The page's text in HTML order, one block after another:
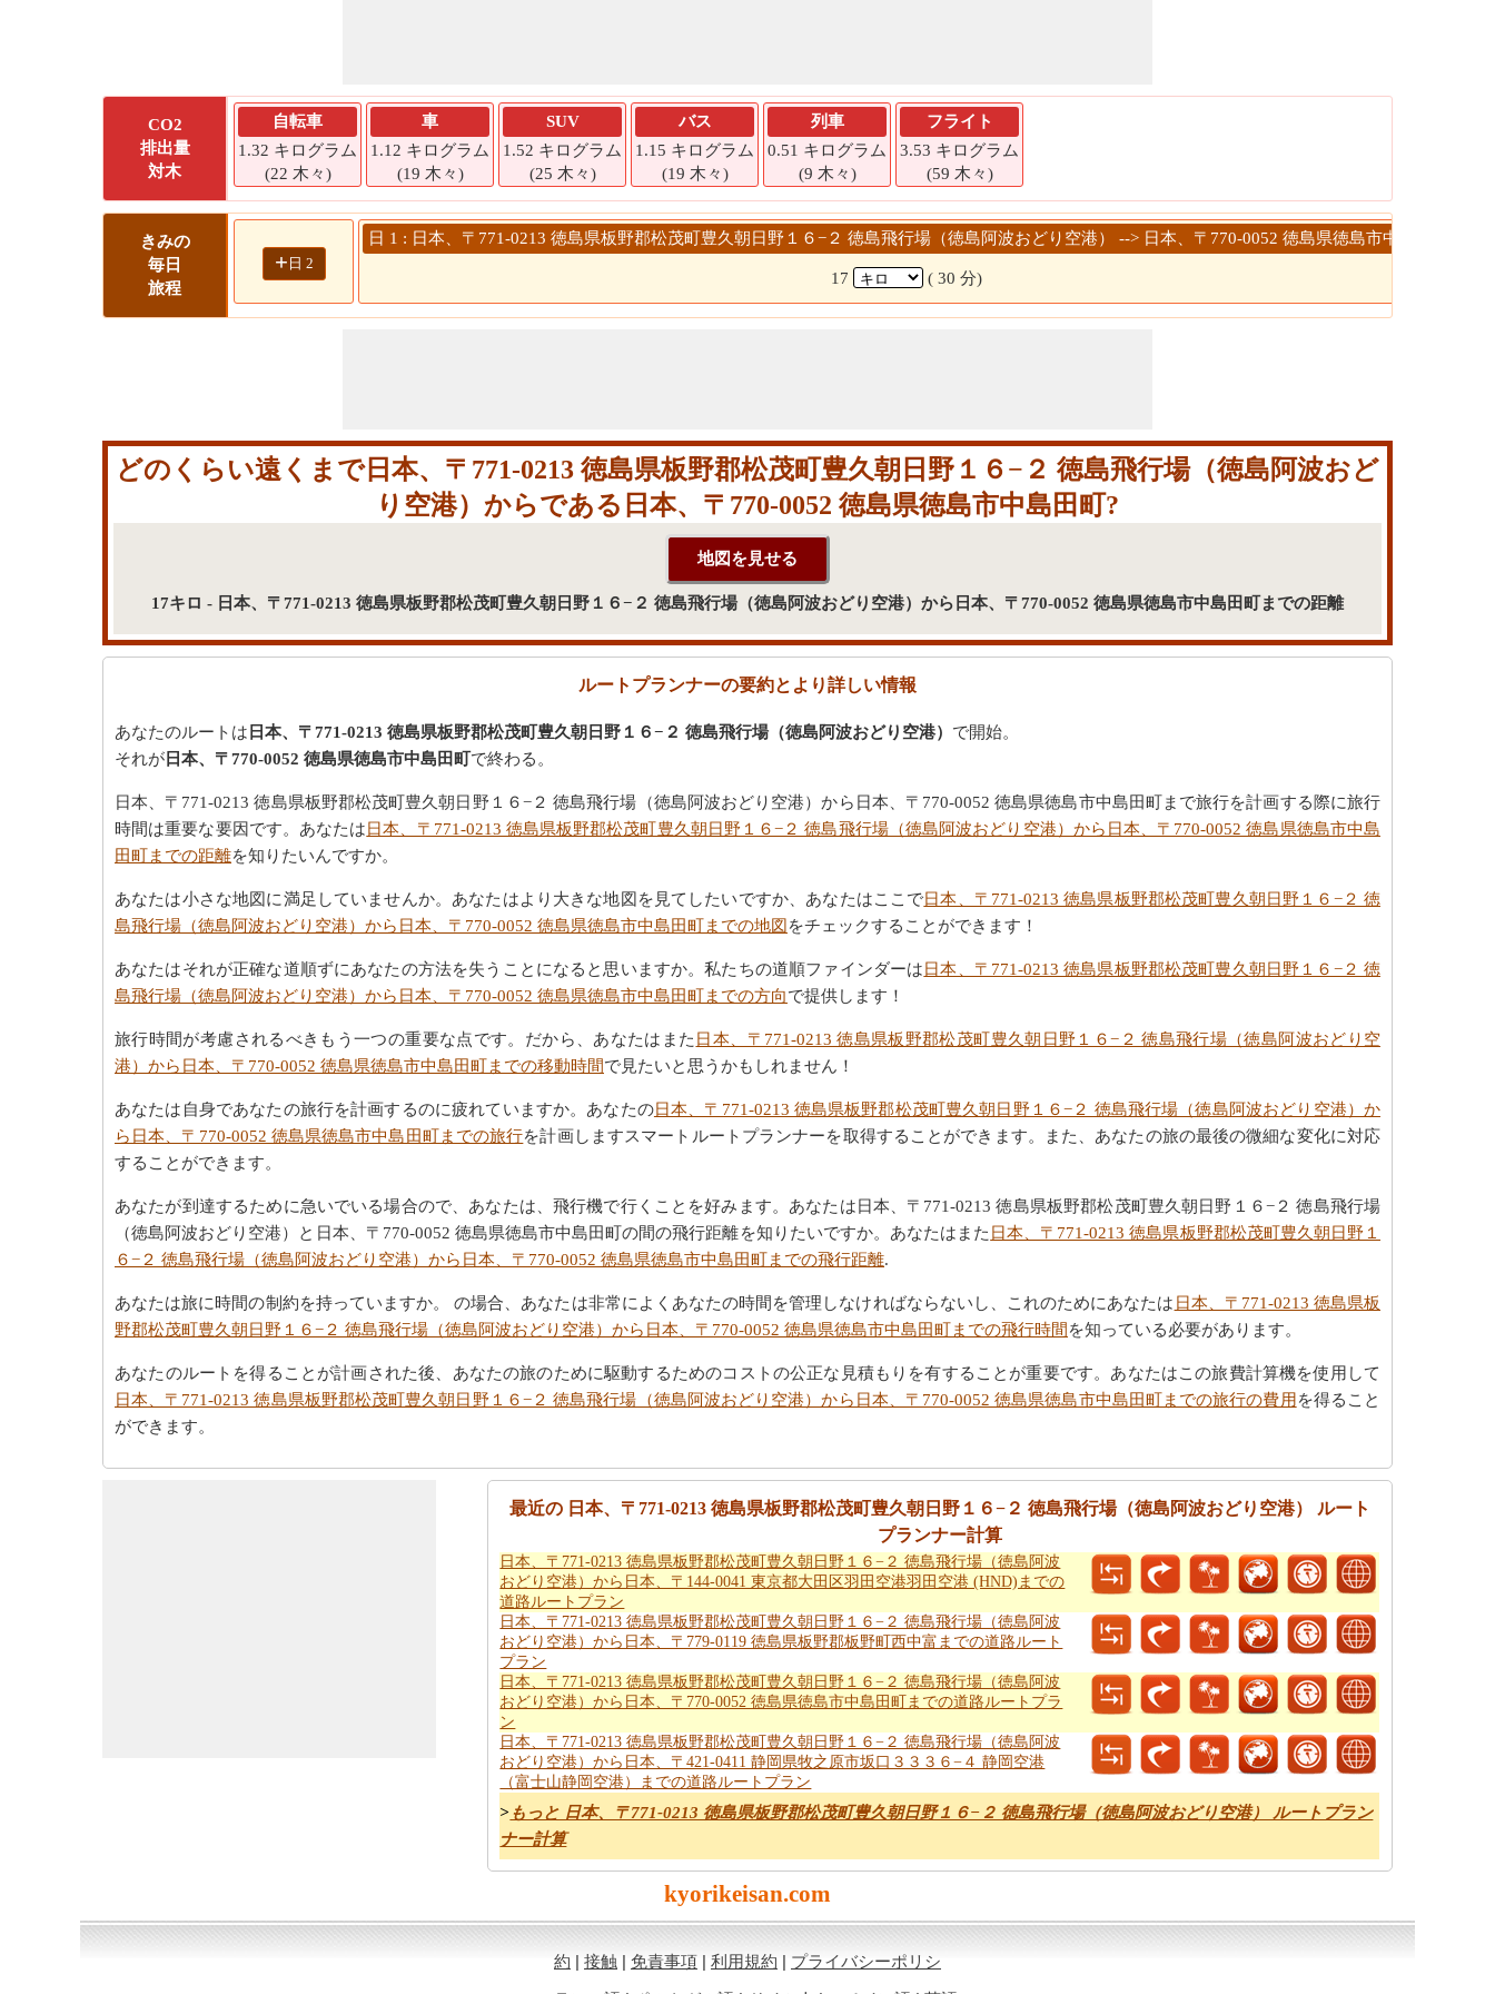
CO2
排出量
対木
自転車
1.32 キログラム
(22 木々)
車
1.12 キログラム
(19 木々)
SUV
1.52 キログラム
(25 木々)
バス
1.15 キログラム
(19 木々)
列車
0.51 キログラム
(9 木々)
フライト
3.53 キログラム
(59 木々)
きみの
毎日
旅程
+ 日 2
日 1 : 日本、〒771-0213 徳島県板野郡松茂町豊久朝日野１６−２ 徳島飛行場（徳島阿波おどり空港） --> 日本、〒770-0052 徳島県徳島市中島田町
17 ( 30 分)
どのくらい遠くまで日本、〒771-0213 徳島県板野郡松茂町豊久朝日野１６−２ 徳島飛行場（徳島阿波おど
り空港）からである日本、〒770-0052 徳島県徳島市中島田町?
17キロ - 日本、〒771-0213 徳島県板野郡松茂町豊久朝日野１６−２ 徳島飛行場（徳島阿波おどり空港）から日本、〒770-0052 徳島県徳島市中島田町までの距離
ルートプランナーの要約とより詳しい情報
あなたのルートは 日本、〒771-0213 徳島県板野郡松茂町豊久朝日野１６−２ 徳島飛行場（徳島阿波おどり空港） で開始。
それが 日本、〒770-0052 徳島県徳島市中島田町で終わる。
日本、〒771-0213 徳島県板野郡松茂町豊久朝日野１６−２ 徳島飛行場（徳島阿波おどり空港）から日本、〒770-0052 徳島県徳島市中島田町まで旅行を計画する際に旅行
時間は重要な要因です。あなたは日本、〒771-0213 徳島県板野郡松茂町豊久朝日野１６−２ 徳島飛行場（徳島阿波おどり空港）から日本、〒770-0052 徳島県徳島市中島
田町までの距離を知りたいんですか。
あなたは小さな地図に満足していませんか。あなたはより大きな地図を見てしたいですか、あなたはここで日本、〒771-0213 徳島県板野郡松茂町豊久朝日野１６−２ 徳
島飛行場（徳島阿波おどり空港）から日本、〒770-0052 徳島県徳島市中島田町までの地図をチェックすることができます！
あなたはそれが正確な道順ずにあなたの方法を失うことになると思いますか。私たちの道順ファインダーは日本、〒771-0213 徳島県板野郡松茂町豊久朝日野１６−２ 徳
島飛行場（徳島阿波おどり空港）から日本、〒770-0052 徳島県徳島市中島田町までの方向で提供します！
旅行時間が考慮されるべきもう一つの重要な点です。だから、あなたはまた 日本、〒771-0213 徳島県板野郡松茂町豊久朝日野１６−２ 徳島飛行場（徳島阿波おどり空
港）から日本、〒770-0052 徳島県徳島市中島田町までの移動時間で見たいと思うかもしれません！
あなたは自身であなたの旅行を計画するのに疲れていますか。あなたの日本、〒771-0213 徳島県板野郡松茂町豊久朝日野１６−２ 徳島飛行場（徳島阿波おどり空港）か
ら日本、〒770-0052 徳島県徳島市中島田町までの旅行を計画しますスマートルートプランナーを取得することができます。また、あなたの旅の最後の微細な変化に対応
することができます。
あなたが到達するために急いでいる場合ので、あなたは、飛行機で行くことを好みます。あなたは日本、〒771-0213 徳島県板野郡松茂町豊久朝日野１６−２ 徳島飛行場
（徳島阿波おどり空港）と日本、〒770-0052 徳島県徳島市中島田町の間の飛行距離を知りたいですか。あなたはまた 日本、〒771-0213 徳島県板野郡松茂町豊久朝日野１
６−２ 徳島飛行場（徳島阿波おどり空港）から日本、〒770-0052 徳島県徳島市中島田町までの飛行距離.
あなたは旅に時間の制約を持っていますか。 の場合、あなたは非常によくあなたの時間を管理しなければならないし、これのためにあなたは 日本、〒771-0213 徳島県板
野郡松茂町豊久朝日野１６−２ 徳島飛行場（徳島阿波おどり空港）から日本、〒770-0052 徳島県徳島市中島田町までの飛行時間を知っている必要があります。
あなたのルートを得ることが計画された後、あなたの旅のために駆動するためのコストの公正な見積もりを有することが重要です。あなたはこの旅費計算機を使用して
日本、〒771-0213 徳島県板野郡松茂町豊久朝日野１６−２ 徳島飛行場（徳島阿波おどり空港）から日本、〒770-0052 徳島県徳島市中島田町までの旅行の費用を得ること
ができます。
最近の 日本、〒771-0213 徳島県板野郡松茂町豊久朝日野１６−２ 徳島飛行場（徳島阿波おどり空港） ルート
プランナー計算
日本、〒771-0213 徳島県板野郡松茂町豊久朝日野１６−２ 徳島飛行場（徳島阿波
おどり空港）から日本、〒144-0041 東京都大田区羽田空港羽田空港 (HND)までの
道路ルートプラン
日本、〒771-0213 徳島県板野郡松茂町豊久朝日野１６−２ 徳島飛行場（徳島阿波
おどり空港）から日本、〒779-0119 徳島県板野郡板野町西中富までの道路ルート
プラン
日本、〒771-0213 徳島県板野郡松茂町豊久朝日野１６−２ 徳島飛行場（徳島阿波
おどり空港）から日本、〒770-0052 徳島県徳島市中島田町までの道路ルートプラ
ン
日本、〒771-0213 徳島県板野郡松茂町豊久朝日野１６−２ 徳島飛行場（徳島阿波
おどり空港）から日本、〒421-0411 静岡県牧之原市坂口３３３６−４ 静岡空港
（富士山静岡空港）までの道路ルートプラン
> もっと 日本、〒771-0213 徳島県板野郡松茂町豊久朝日野１６−２ 徳島飛行場（徳島阿波おどり空港） ルートプラン
ナー計算
kyorikeisan.com
約 | 接触 | 免責事項 | 利用規約 | プライバシーポリシ